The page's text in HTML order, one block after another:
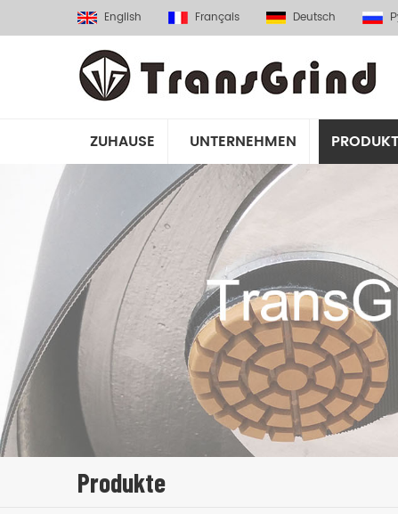
English Français Deutsch
ZUHAUSE UNTERNEHMEN
Produkte